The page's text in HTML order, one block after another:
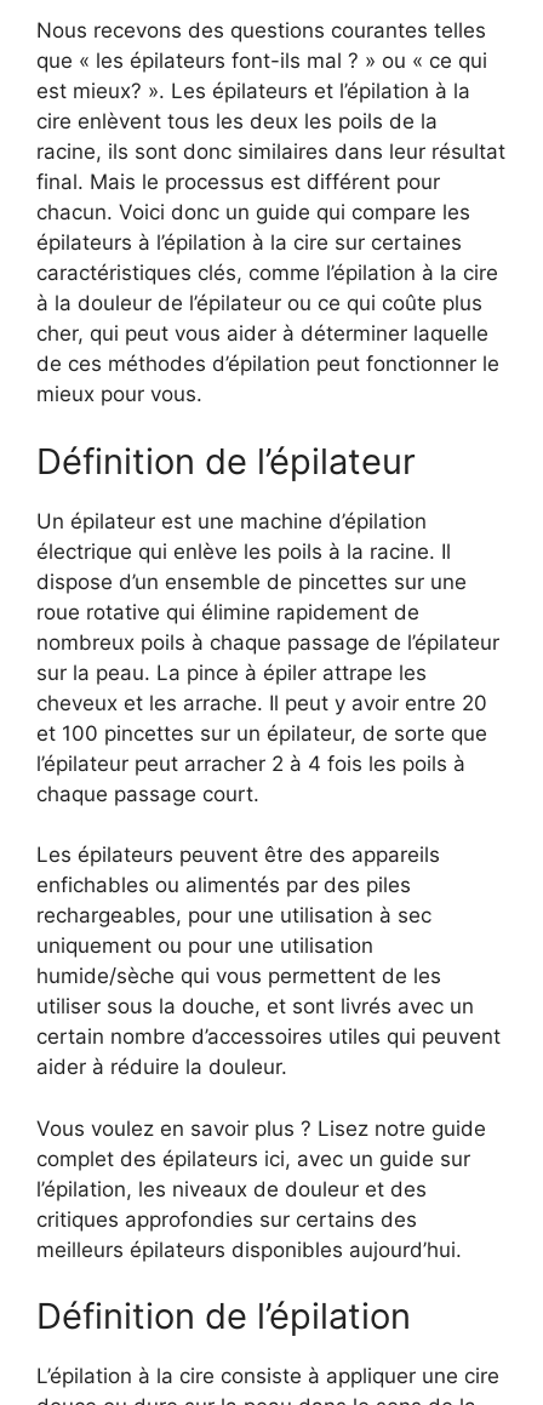
Nous recevons des questions courantes telles
que « les épilateurs font-ils mal ? » ou « ce qui
est mieux? ». Les épilateurs et l’épilation à la
cire enlèvent tous les deux les poils de la
racine, ils sont donc similaires dans leur résultat
final. Mais le processus est différent pour
chacun. Voici donc un guide qui compare les
épilateurs à l’épilation à la cire sur certaines
caractéristiques clés, comme l’épilation à la cire
à la douleur de l’épilateur ou ce qui coûte plus
cher, qui peut vous aider à déterminer laquelle
de ces méthodes d’épilation peut fonctionner le
mieux pour vous.
Définition de l’épilateur
Un épilateur est une machine d’épilation
électrique qui enlève les poils à la racine. Il
dispose d’un ensemble de pincettes sur une
roue rotative qui élimine rapidement de
nombreux poils à chaque passage de l’épilateur
sur la peau. La pince à épiler attrape les
cheveux et les arrache. Il peut y avoir entre 20
et 100 pincettes sur un épilateur, de sorte que
l’épilateur peut arracher 2 à 4 fois les poils à
chaque passage court.
Les épilateurs peuvent être des appareils
enfichables ou alimentés par des piles
rechargeables, pour une utilisation à sec
uniquement ou pour une utilisation
humide/sèche qui vous permettent de les
utiliser sous la douche, et sont livrés avec un
certain nombre d’accessoires utiles qui peuvent
aider à réduire la douleur.
Vous voulez en savoir plus ? Lisez notre guide
complet des épilateurs ici, avec un guide sur
l’épilation, les niveaux de douleur et des
critiques approfondies sur certains des
meilleurs épilateurs disponibles aujourd’hui.
Définition de l’épilation
L’épilation à la cire consiste à appliquer une cire